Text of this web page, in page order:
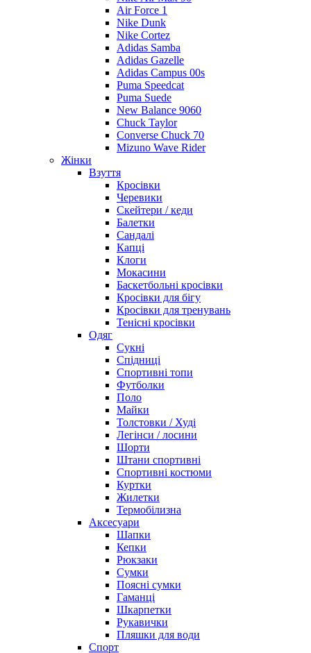
Air Force 1
Nike Dunk
Nike Cortez
Adidas Samba
Adidas Gazelle
Adidas Campus 00s
Puma Speedcat
Puma Suede
New Balance 9060
Chuck Taylor
Converse Chuck 70
Mizuno Wave Rider
Жінки
Взуття
Кросівки
Черевики
Скейтери / кеди
Балетки
Сандалі
Капці
Клоги
Мокасини
Баскетбольні кросівки
Кросівки для бігу
Кросівки для тренувань
Тенісні кросівки
Одяг
Сукні
Спідниці
Спортивні топи
Футболки
Поло
Майки
Толстовки / Худі
Легінси / лосини
Шорти
Штани спортивні
Спортивні костюми
Куртки
Жилетки
Термобілизна
Аксесуари
Шапки
Кепки
Рюкзаки
Сумки
Поясні сумки
Гаманці
Шкарпетки
Рукавички
Пляшки для води
Спорт